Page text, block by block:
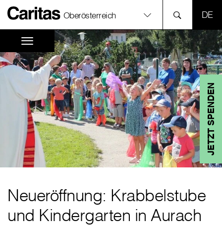
Oberösterreich
JETZT SPENDEN
Neueröffnung: Krabbelstube
und Kindergarten in Aurach